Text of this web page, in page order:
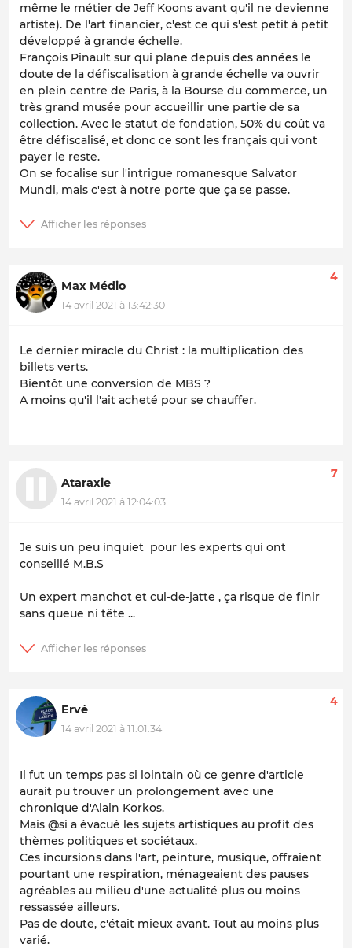
même le métier de Jeff Koons avant qu'il ne devienne
artiste). De l'art financier, c'est ce qui s'est petit à petit
développé à grande échelle.
François Pinault sur qui plane depuis des années le
doute de la défiscalisation à grande échelle va ouvrir
en plein centre de Paris, à la Bourse du commerce, un
très grand musée pour accueillir une partie de sa
collection. Avec le statut de fondation, 50% du coût va
être défiscalisé, et donc ce sont les français qui vont
payer le reste.
On se focalise sur l'intrigue romanesque Salvator
Mundi, mais c'est à notre porte que ça se passe.
Max Médio
14 avril 2021 à 13:42:30
4
Le dernier miracle du Christ : la multiplication des
billets verts.
Bientôt une conversion de MBS ?
A moins qu'il l'ait acheté pour se chauffer.
Ataraxie
14 avril 2021 à 12:04:03
7
Je suis un peu inquiet pour les experts qui ont
conseillé M.B.S
Un expert manchot et cul-de-jatte , ça risque de finir
sans queue ni tête ...
Ervé
14 avril 2021 à 11:01:34
4
Il fut un temps pas si lointain où ce genre d'article
aurait pu trouver un prolongement avec une
chronique d'Alain Korkos.
Mais @si a évacué les sujets artistiques au profit des
thèmes politiques et sociétaux.
Ces incursions dans l'art, peinture, musique, offraient
pourtant une respiration, ménageaient des pauses
agréables au milieu d'une actualité plus ou moins
ressassée ailleurs.
Pas de doute, c'était mieux avant. Tout au moins plus
varié.